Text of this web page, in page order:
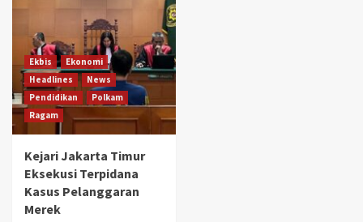
Ekbis
Ekonomi
Headlines
News
Pendidikan
Polkam
Ragam
Kejari Jakarta Timur
Eksekusi Terpidana
Kasus Pelanggaran
Merek